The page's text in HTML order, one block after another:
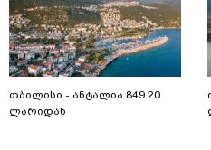
თბილისი - ანტალია 849.20
ლარიდან